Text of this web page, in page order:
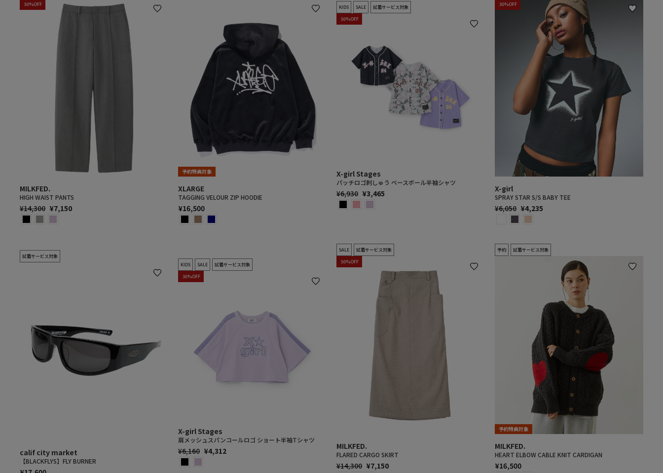
50%OFF
MILKFED.
HIGH WAIST PANTS
通
常
¥14,300 SALE
PRICE
¥7,150
予約特典対象
XLARGE
TAGGING VELOUR ZIP HOODIE
¥16,500
KIDS SALE
試着サービス対象
50%OFF
X-girl Stages
パッチロゴ刺しゅう ベースボール半袖シャツ
通
常
¥6,930 SALE
PRICE
¥3,465
30%OFF
X-girl
SPRAY STAR S/S BABY TEE
通
¥6,050 SALE
PRICE
¥4,235
試着サービス対象
calif city market
【BLACKFLYS】FLY BURNER
KIDS SALE
試着サービス対象
30%OFF
X-girl Stages
肩メッシュスパンコールロゴ ショート半袖Tシャツ
通
常
¥6,160 SALE
¥4,312
SALE
試着サービス対象
50%OFF
MILKFED.
FLARED CARGO SKIRT
通
¥14,300 SALE
¥7,150
予約 試着サービス対象
予約特典対象
MILKFED.
HEART ELBOW CABLE KNIT CARDIGAN
¥16,500